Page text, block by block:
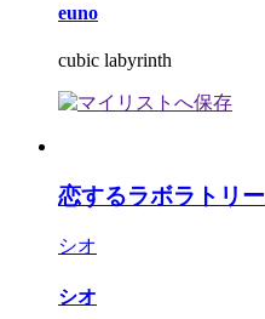
euno
cubic labyrinth
恋するラボラトリー
シオ
シオ